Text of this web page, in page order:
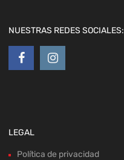
NUESTRAS REDES SOCIALES:
LEGAL
Política de privacidad